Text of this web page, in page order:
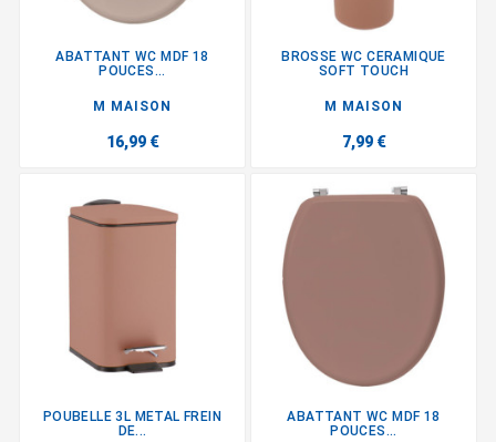
ABATTANT WC MDF 18
POUCES...
M MAISON
16,99 €
BROSSE WC CERAMIQUE
SOFT TOUCH
M MAISON
7,99 €
POUBELLE 3L METAL FREIN
DE...
ABATTANT WC MDF 18
POUCES...